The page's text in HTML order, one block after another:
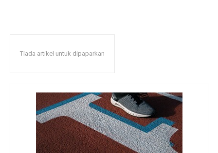
Tiada artikel untuk dipaparkan